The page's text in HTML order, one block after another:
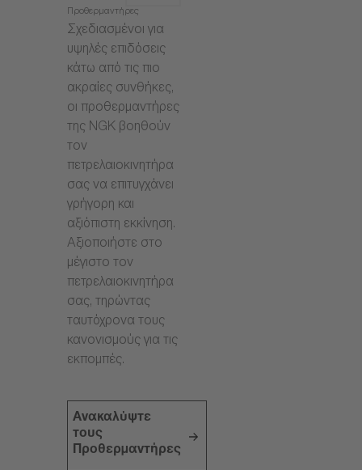
Προθερμαντήρες
Σχεδιασμένοι για
υψηλές επιδόσεις
κάτω από τις πιο
ακραίες συνθήκες,
οι προθερμαντήρες
της NGK βοηθούν
τον
πετρελαιοκινητήρα
σας να επιτυγχάνει
γρήγορη και
αξιόπιστη εκκίνηση.
Αξιοποιήστε στο
μέγιστο τον
πετρελαιοκινητήρα
σας, τηρώντας
ταυτόχρονα τους
κανονισμούς για τις
εκπομπές.
Ανακαλύψτε
τους
Προθερμαντήρες